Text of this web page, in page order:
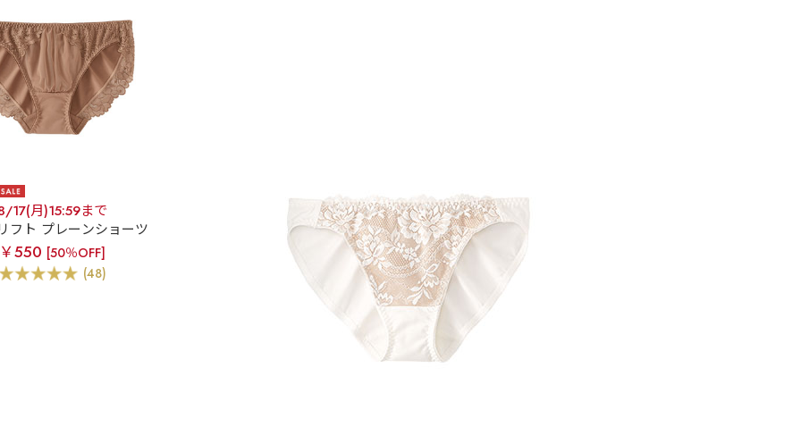
17(月)15:59まで
フト プレーンショーツ
￥550 [50％OFF]
(48)